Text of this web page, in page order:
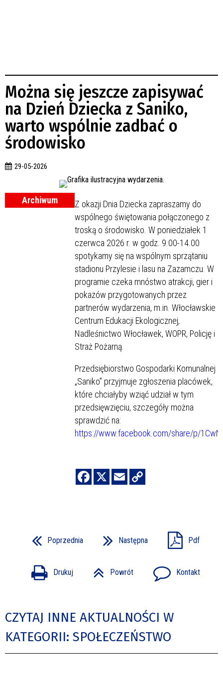
Można się jeszcze zapisywać
na Dzień Dziecka z Saniko,
warto wspólnie zadbać o
środowisko
29-05-2026
Archiwum
Z okazji Dnia Dziecka zapraszamy do
wspólnego świętowania połączonego z
troską o środowisko. W poniedziałek 1
czerwca 2026 r. w godz. 9.00-14.00
spotykamy się na wspólnym sprzątaniu
stadionu Przylesie i lasu na Zazamczu. W
programie czeka mnóstwo atrakcji, gier i
pokazów przygotowanych przez
partnerów wydarzenia, m.in. Włocławskie
Centrum Edukacji Ekologicznej,
Nadleśnictwo Włocławek, WOPR, Policję i
Straż Pożarną.
Przedsiębiorstwo Gospodarki Komunalnej
„Saniko” przyjmuje zgłoszenia placówek,
które chciałyby wziąć udział w tym
przedsięwzięciu, szczegóły można
sprawdzić na:
https://www.facebook.com/share/p/
Poprzednia Następna Pdf
Drukuj Powrót Kontakt
CZYTAJ INNE AKTUALNOŚCI W
KATEGORII: SPOŁECZEŃSTWO